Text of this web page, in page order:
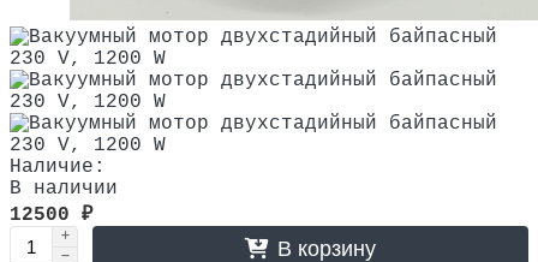
Наличие:
В наличии
12500 ₽
В корзину